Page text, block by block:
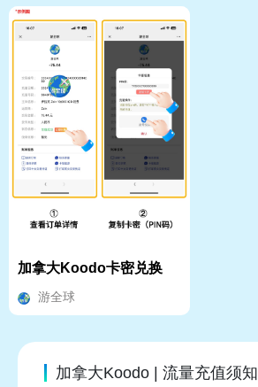
加拿大Koodo卡密兑换
游全球
加拿大Koodo | 流量充值须知